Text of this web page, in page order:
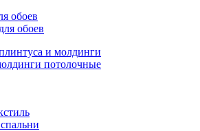
обоев
обоев
и молдинги
потолочные